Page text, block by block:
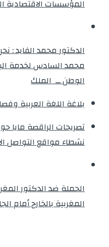
المؤسسات الاقتصادية
الدكتور محمد الفايد :
محمد السادس لخدمة
الوطن ــ الملك
بلاغة اللغة العربية
تصريحات الراقصة مايا
نشطاء مواقع التواصل
الحملة ضد الدكتور
المغربية بالخارج أمام